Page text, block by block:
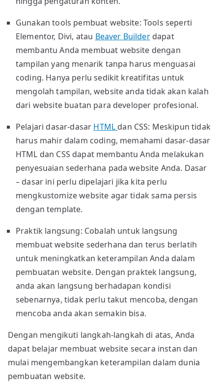
Gunakan tools pembuat website: Tools seperti
Elementor, Divi, atau Beaver Builderdapat
membantu Anda membuat website dengan
tampilan yang menarik tanpa harus menguasai
coding. Hanya perlu sedikit kreatifitas untuk
mengolah tampilan, website anda tidak akan kalah
dari website buatan para developer profesional.
Pelajari dasar-dasar HTML dan CSS: Meskipun tidak
harus mahir dalam coding, memahami dasar-dasar
HTML dan CSS dapat membantu Anda melakukan
penyesuaian sederhana pada website Anda. Dasar
– dasar ini perlu dipelajari jika kita perlu
mengkustomize website agar tidak sama persis
dengan template.
Praktik langsung: Cobalah untuk langsung
membuat website sederhana dan terus berlatih
untuk meningkatkan keterampilan Anda dalam
pembuatan website. Dengan praktek langsung,
anda akan langsung berhadapan kondisi
sebenarnya, tidak perlu takut mencoba, dengan
mencoba anda akan semakin bisa.
Dengan mengikuti langkah-langkah di atas, Anda
dapat belajar membuat website secara instan dan
mulai mengembangkan keterampilan dalam dunia
pembuatan website.